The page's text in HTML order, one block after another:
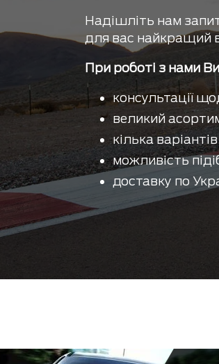
Надішліть нам
для вас найкращий
При роботі з нами
консультації
великий
кілька
можливість
доставку по